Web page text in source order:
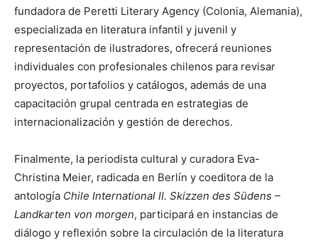
fundadora de Peretti Literary Agency (Colonia, Alemania),
especializada en literatura infantil y juvenil y
representación de ilustradores, ofrecerá reuniones
individuales con profesionales chilenos para revisar
proyectos, portafolios y catálogos, además de una
capacitación grupal centrada en estrategias de
internacionalización y gestión de derechos.
Finalmente, la periodista cultural y curadora Eva-
Christina Meier, radicada en Berlín y coeditora de la
antología Chile International II. Skizzen des Südens –
Landkarten von morgen, participará en instancias de
diálogo y reflexión sobre la circulación de la literatura